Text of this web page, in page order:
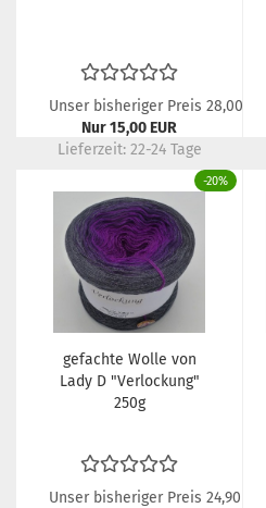
Unser bisheriger Preis 28,00 EUR
Nur 15,00 EUR
Lieferzeit: 22-24 Tage
-20%
gefachte Wolle von
Lady D "Verlockung"
250g
Unser bisheriger Preis 24,90 EUR